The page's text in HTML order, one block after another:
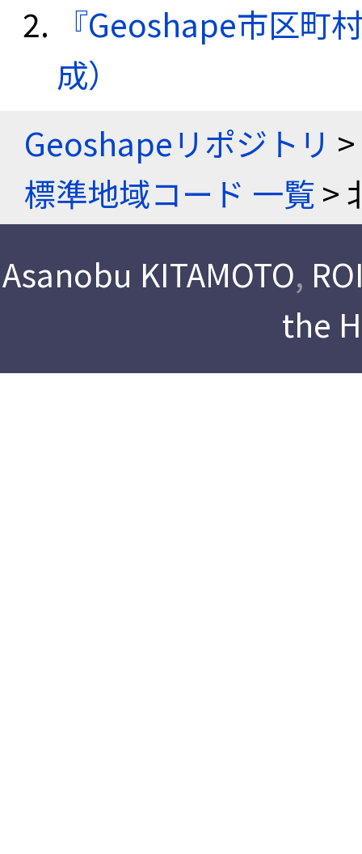
『Geoshape市区町
成）
Geoshapeリポジトリ >
標準地域コード 一覧>
Asanobu KITAMOTO,
the